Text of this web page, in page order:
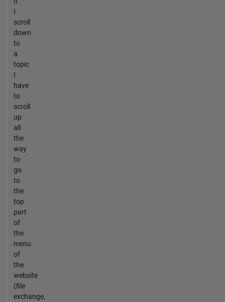
I
scroll
down
to
a
topic
I
have
to
scroll
up
all
the
way
to
go
to
the
top
part
of
the
menu
of
the
website
(file
exchange,